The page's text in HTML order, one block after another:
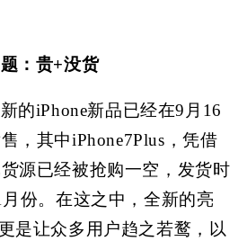
：贵+没货
的iPhone新品已经在9月16
，其中iPhone7Plus，凭借
源已经被抢购一空，发货时
份。在这之中，全新的亮
是让众多用户趋之若鹜，以